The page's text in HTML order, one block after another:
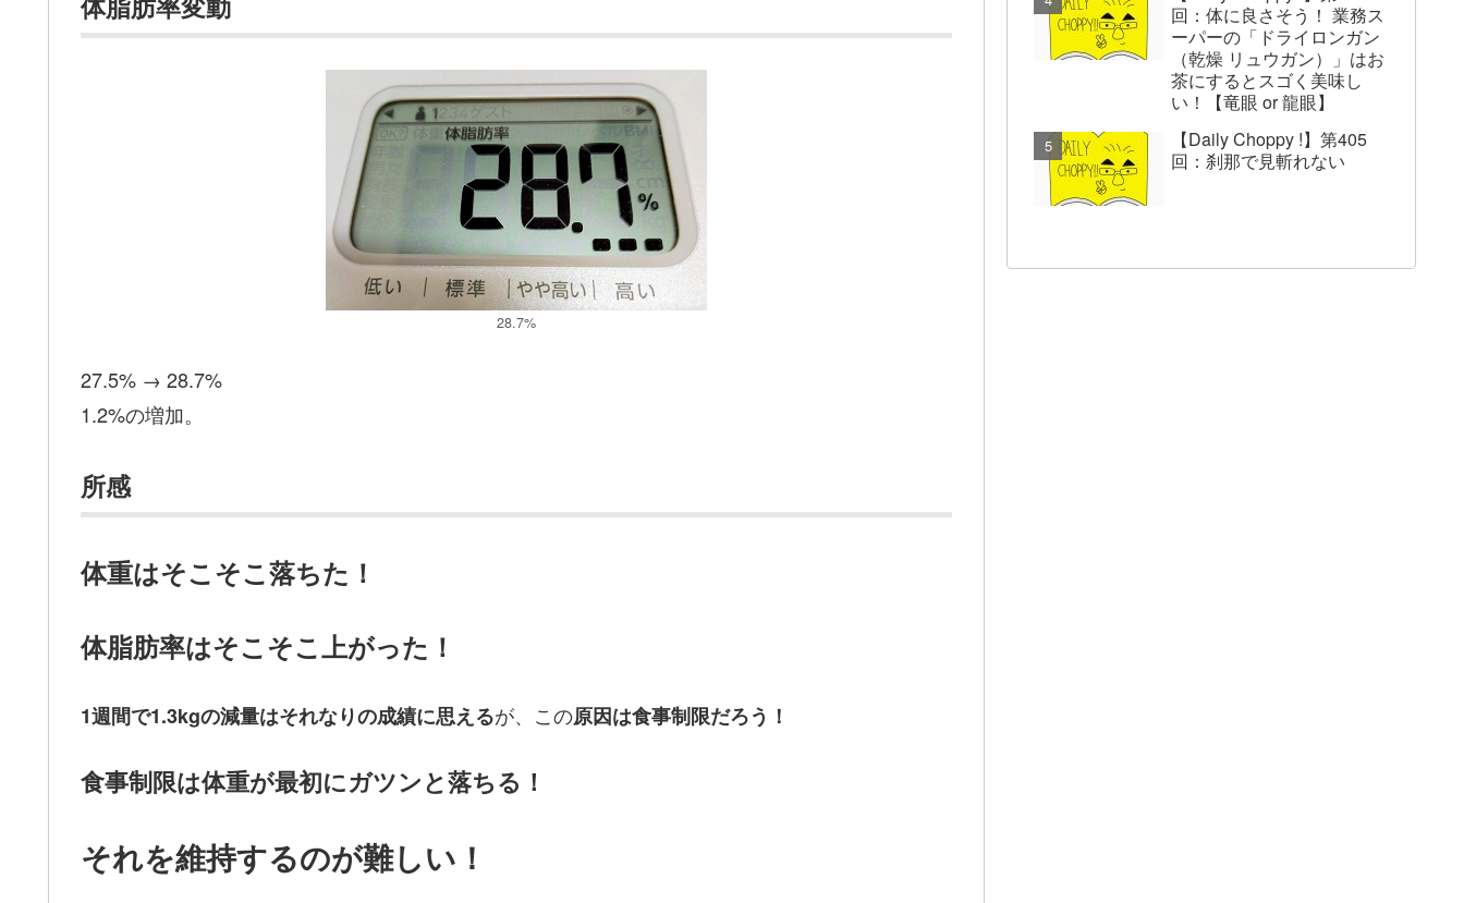
28.7%
27.5% → 28.7%
1.2%の増加。
所感
体重はそこそこ落ちた！
体脂肪率はそこそこ上がった！
1週間で1.3kgの減量はそれなりの成績に思えるが、この原因は食事制限だろう！
食事制限は体重が最初にガツンと落ちる！
それを維持するのが難しい！
回：体に良さそう！ 業務ス
ーパーの「ドライロンガン
（乾燥 リュウガン）」はお
茶にするとスゴく美味し
い！【竜眼 or 龍眼】
【Daily Choppy !】第405
回：刹那で見斬れない